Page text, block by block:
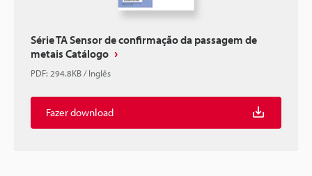
Série TA Sensor de confirmação da passagem de
metais Catálogo
PDF: 294.8KB/Inglês
Fazer download